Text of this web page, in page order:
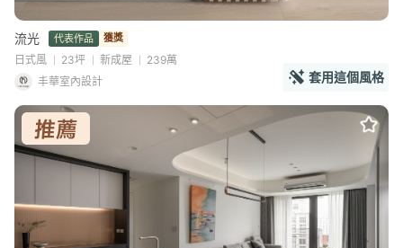
流光 代表作品 獲獎
日式風 23坪 新成屋
239萬
丰華室內設計
套用這個風格